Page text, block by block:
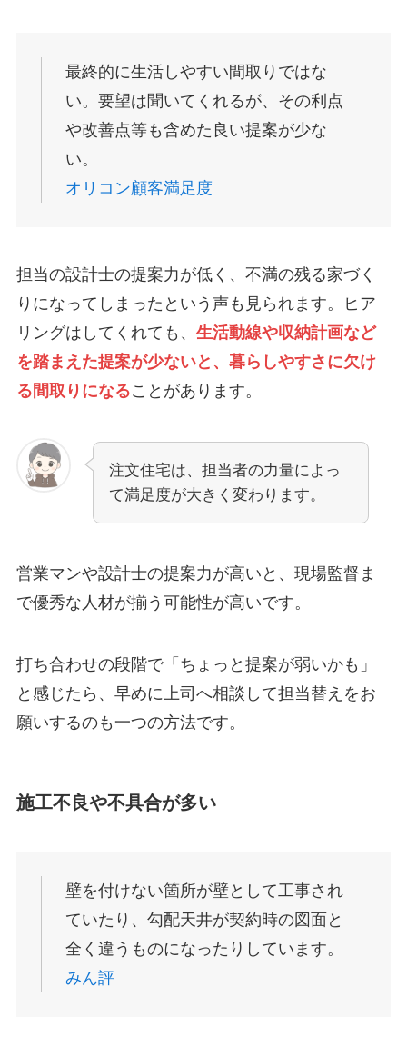
最終的に生活しやすい間取りではな
い。要望は聞いてくれるが、その利点
や改善点等も含めた良い提案が少な
い。
オリコン顧客満足度
担当の設計士の提案力が低く、不満の残る家づく
りになってしまったという声も見られます。ヒア
リングはしてくれても、 生活動線や収納計画など
を踏まえた提案が少ないと、暮らしやすさに欠け
る間取りになることがあります。
注文住宅は、担当者の力量によっ
て満足度が大きく変わります。
営業マンや設計士の提案力が高いと、現場監督ま
で優秀な人材が揃う可能性が高いです。
打ち合わせの段階で「ちょっと提案が弱いかも」
と感じたら、早めに上司へ相談して担当替えをお
願いするのも一つの方法です。
施工不良や不具合が多い
壁を付けない箇所が壁として工事され
ていたり、勾配天井が契約時の図面と
全く違うものになったりしています。
みん評